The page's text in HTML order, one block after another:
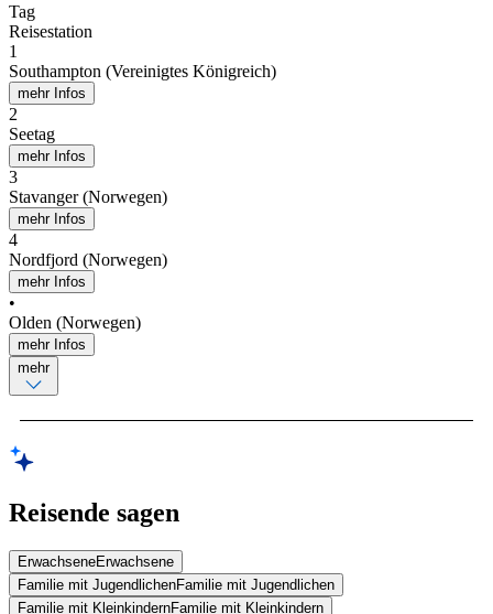
Tag
Reisestation
1
Southampton (Vereinigtes Königreich)
mehr Infos
2
Seetag
mehr Infos
3
Stavanger (Norwegen)
mehr Infos
4
Nordfjord (Norwegen)
mehr Infos
•
Olden (Norwegen)
mehr Infos
mehr
Reisende sagen
ErwachseneErwachsene
Familie mit JugendlichenFamilie mit Jugendlichen
Familie mit KleinkindernFamilie mit Kleinkindern